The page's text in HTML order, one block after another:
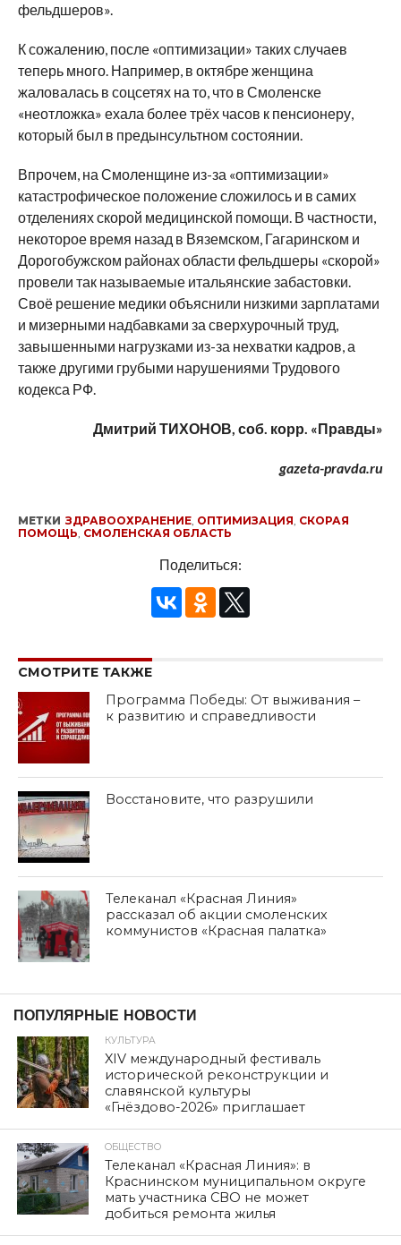
фельдшеров».
К сожалению, после «оптимизации» таких случаев
теперь много. Например, в октябре женщина
жаловалась в соцсетях на то, что в Смоленске
«неотложка» ехала более трёх часов к пенсионеру,
который был в предынсультном состоянии.
Впрочем, на Смоленщине из-за «оптимизации»
катастрофическое положение сложилось и в самих
отделениях скорой медицинской помощи. В частности,
некоторое время назад в Вяземском, Гагаринском и
Дорогобужском районах области фельдшеры «скорой»
провели так называемые итальянские забастовки.
Своё решение медики объяснили низкими зарплатами
и мизерными надбавками за сверхурочный труд,
завышенными нагрузками из-за нехватки кадров, а
также другими грубыми нарушениями Трудового
кодекса РФ.
Дмитрий ТИХОНОВ, соб. корр. «Правды»
gazeta-pravda.ru
МЕТКИ ЗДРАВООХРАНЕНИЕ, ОПТИМИЗАЦИЯ, СКОРАЯ
ПОМОЩЬ, СМОЛЕНСКАЯ ОБЛАСТЬ
Поделиться:
СМОТРИТЕ ТАКЖЕ
Программа Победы: От выживания –
к развитию и справедливости
Восстановите, что разрушили
Телеканал «Красная Линия»
рассказал об акции смоленских
коммунистов «Красная палатка»
ПОПУЛЯРНЫЕ НОВОСТИ
КУЛЬТУРА
XIV международный фестиваль
исторической реконструкции и
славянской культуры
«Гнёздово-2026» приглашает
ОБЩЕСТВО
Телеканал «Красная Линия»: в
Краснинском муниципальном округе
мать участника СВО не может
добиться ремонта жилья